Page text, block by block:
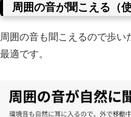
周囲の音が聞こえる（
周囲の音も聞こえるので歩い
最適です。